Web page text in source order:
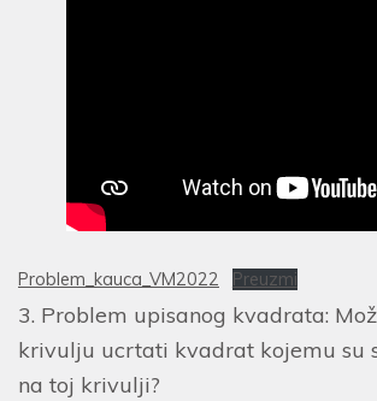
Problem_kauca_VM2022 Preuzmi
3. Problem upisanog kvadrata:
krivulju ucrtati kvadrat kojemu su
na toj krivulji?